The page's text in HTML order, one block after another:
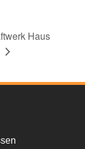
Haus